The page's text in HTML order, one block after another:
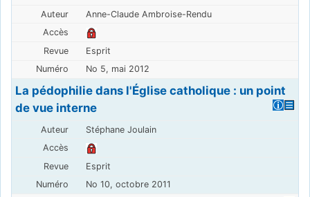
Anne-Claude Ambroise-Rendu
Esprit
No 5, mai 2012
La pédophilie dans l'Église catholique : un point
de vue interne
Stéphane Joulain
Esprit
No 10, octobre 2011